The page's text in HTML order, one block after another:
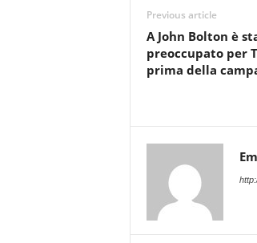
Previous article
A John Bolton è
preoccupato per
prima della